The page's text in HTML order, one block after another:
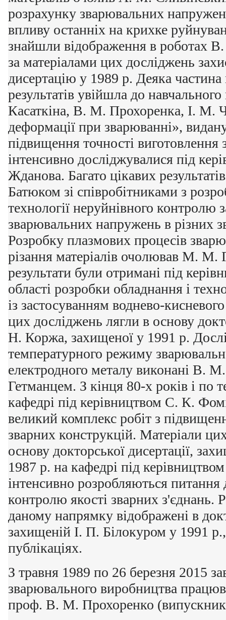
розрахунку зварювальних
впливу останніх на крихке
знайшли відображення в роботах
за матеріалами цих досліджень
дисертацію у 1989 р. Деяка
результатів увійшла до
Касаткіна, В. М. Прохоренка, І. М.
деформації при зварюванні»,
підвищення точності виготовлення
інтенсивно досліджувалися під
Жданова. Багато цікавих
Батюком зі співробітниками з
технології неруйнівного контролю
зварювальних напружень в різних
Розробку плазмових процесів
різання матеріалів очолював М. М.
результати були отримані під
області розробки обладнання і
із застосуванням воднево-
цих досліджень лягли в основу
Н. Коржа, захищеної у 1991 р.
температурного режиму
електродного металу виконані В.
Гетманцем. З кінця 80-х років і по
кафедрі під керівництвом С. К.
великий комплекс робіт з
зварних конструкцій. Матеріали
основу докторської дисертації,
1987 р. на кафедрі під
інтенсивно розробляються питання
контролю якості зварних з'єднань.
даному напрямку відображені в
захищеній І. П. Білокуром у 1991
публікаціях.
З травня 1989 по 26 березня 2015
зварювального виробництва
проф. В. М. Прохоренко